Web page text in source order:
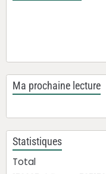
Ma prochaine lecture
Statistiques
Total